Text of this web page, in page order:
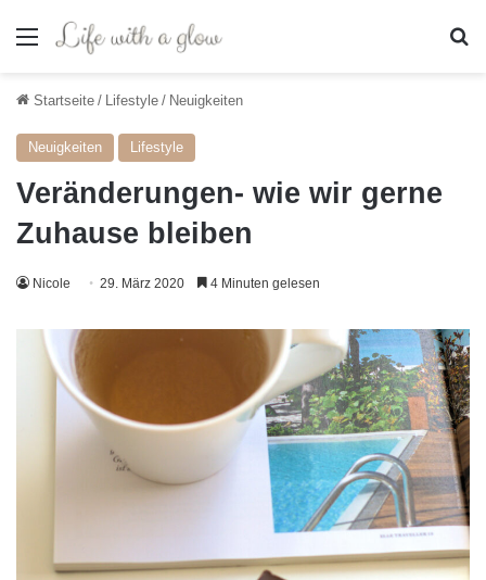
Menü
Startseite / Lifestyle / Neuigkeiten
Neuigkeiten Lifestyle
Veränderungen- wie wir gerne
Zuhause bleiben
Nicole 29. März 2020 4 Minuten gelesen